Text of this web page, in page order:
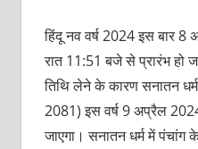
हिंदू नव वर्ष 2024 इस बार 8
रात 11:51 बजे से प्रारंभ हो
तिथि लेने के कारण सनातन
2081) इस वर्ष 9 अप्रैल
जाएगा। सनातन धर्म में